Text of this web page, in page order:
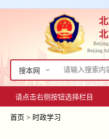
Beijing
Beijing
搜本网
请点击右侧按钮选择栏目
首页 > 时政学习